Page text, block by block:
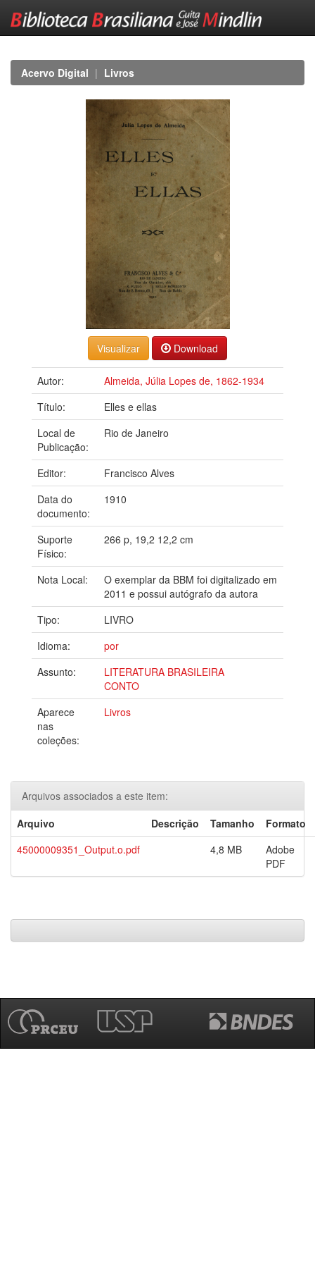
navigationAcervo Digital Livros
Download
Autor:
Almeida, Júlia Lopes de, 1862-1934
Título:
Elles e ellas
Local de
Publicação:
Rio de Janeiro
Editor:
Francisco Alves
Data do
documento:
1910
Suporte
Físico:
266 p, 19,2 12,2 cm
Nota Local:
O exemplar da BBM foi digitalizado em
2011 e possui autógrafo da autora
Tipo:
LIVRO
Idioma:
por
Assunto:
LITERATURA BRASILEIRA
CONTO
Aparece
nas
coleções:
Livros
Arquivos associados a este item:
Arquivo
Descrição Tamanho
Formato
45000009351_Output.o.pdf
4,8 MB
Adobe
PDF